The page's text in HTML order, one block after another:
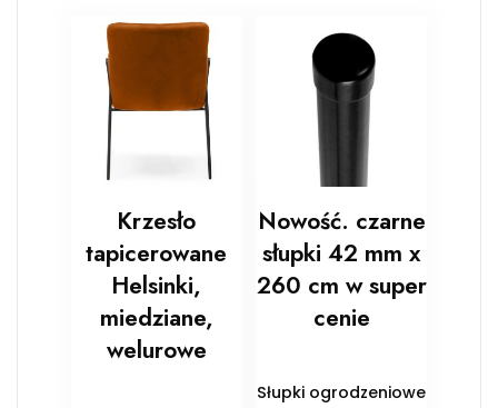
Krzesło
tapicerowane
Helsinki,
miedziane,
welurowe
Nowość. czarne
słupki 42 mm x
260 cm w super
cenie
Słupki ogrodzeniowe